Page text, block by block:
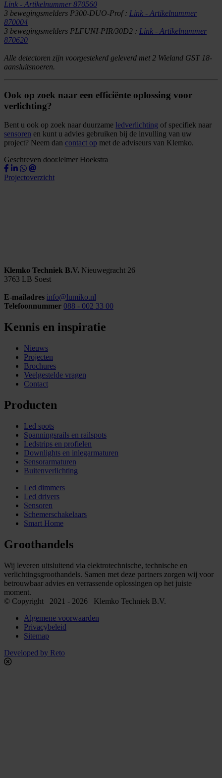
Link - Artikelnummer 870560
3 bewegingsmelders P300-DUO-Prof : Link - Artikelnummer
870004
3 bewegingsmelders PLFUNI-PIR/30D2 : Link - Artikelnummer
870620
Alle detectoren zijn voorgestekerd geleverd met 2 Wieland GST 18-
aansluitsnoeren.
Ook op zoek naar een efficiënte oplossing voor
verlichting?
Bent u ook op zoek naar duurzame ledverlichting of specifiek naar
sensoren en kunt u advies gebruiken bij de invulling van uw
project? Neem dan contact op met de adviseurs van Klemko.
Geschreven doorJelmer Hoekstra
Projectoverzicht
Klemko Techniek B.V. Nieuwegracht 26
3763 LB Soest
E-mailadres info@lumiko.nl
Telefoonnummer 088 - 002 33 00
Kennis en inspiratie
Nieuws
Projecten
Brochures
Veelgestelde vragen
Contact
Producten
Led spots
Spanningsrails en railspots
Ledstrips en profielen
Downlights en inlegarmaturen
Sensorarmaturen
Buitenverlichting
Led dimmers
Led drivers
Sensoren
Schemerschakelaars
Smart Home
Groothandels
Wij leveren uitsluitend via elektrotechnische, technische en
verlichtingsgroothandels. Samen met deze partners zorgen wij voor
betrouwbaar advies en verrassende oplossingen op het juiste
moment.
© Copyright 2021 - 2026 Klemko Techniek B.V.
Algemene voorwaarden
Privacybeleid
Sitemap
Developed by Reto